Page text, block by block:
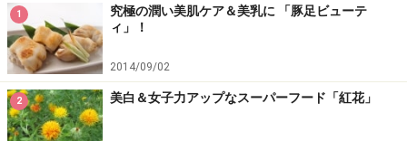
1
究極の潤い美肌ケア＆美乳に 「豚足ビューテ
ィ」！
2014/09/02
2 美白＆女子力アップなスーパーフード「紅花」